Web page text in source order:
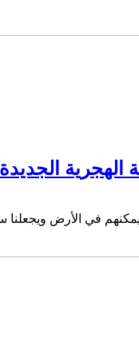
الهجرية الجديدة
في الأرض ويجعلنا